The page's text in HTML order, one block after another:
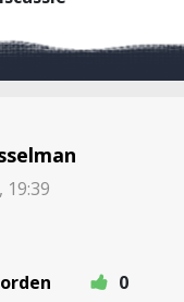
19:39
0